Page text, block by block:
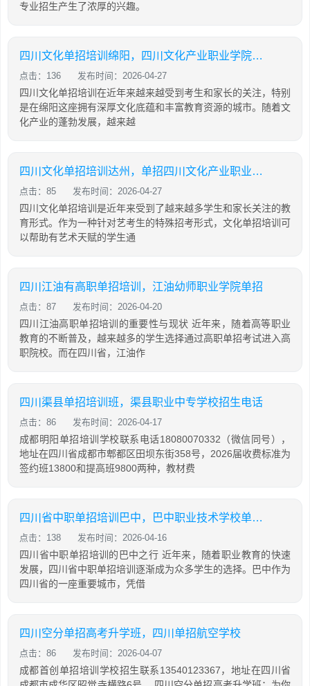
专业招生产生了浓厚的兴趣。
四川文化单招培训绵阳，四川文化产业职业学院单招考试时间
点击：136 发布时间：2026-04-27
四川文化单招培训在近年来越来越受到考生和家长的关注，特别
是在绵阳这座拥有深厚文化底蕴和丰富教育资源的城市。随着文
化产业的蓬勃发展，越来越
四川文化单招培训达州，单招四川文化产业职业学院
点击：85 发布时间：2026-04-27
四川文化单招培训是近年来受到了越来越多学生和家长关注的教
育形式。作为一种针对艺考生的特殊招考形式，文化单招培训可
以帮助有艺术天赋的学生通
四川江油有高职单招培训，江油幼师职业学院单招
点击：87 发布时间：2026-04-20
四川江油高职单招培训的重要性与现状 近年来，随着高等职业
教育的不断普及，越来越多的学生选择通过高职单招考试进入高
职院校。而在四川省，江油作
四川渠县单招培训班，渠县职业中专学校招生电话
点击：86 发布时间：2026-04-17
成都明阳单招培训学校联系电话18080070332（微信同号），
地址在四川省成都市郫都区田坝东街358号，2026届收费标准为
签约班13800和提高班9800两种，教材费
四川省中职单招培训巴中，巴中职业技术学校单招成绩查询
点击：138 发布时间：2026-04-16
四川省中职单招培训的巴中之行 近年来，随着职业教育的快速
发展，四川省中职单招培训逐渐成为众多学生的选择。巴中作为
四川省的一座重要城市，凭借
四川空分单招高考升学班，四川单招航空学校
点击：86 发布时间：2026-04-07
成都首创单招培训学校招生联系13540123367，地址在四川省